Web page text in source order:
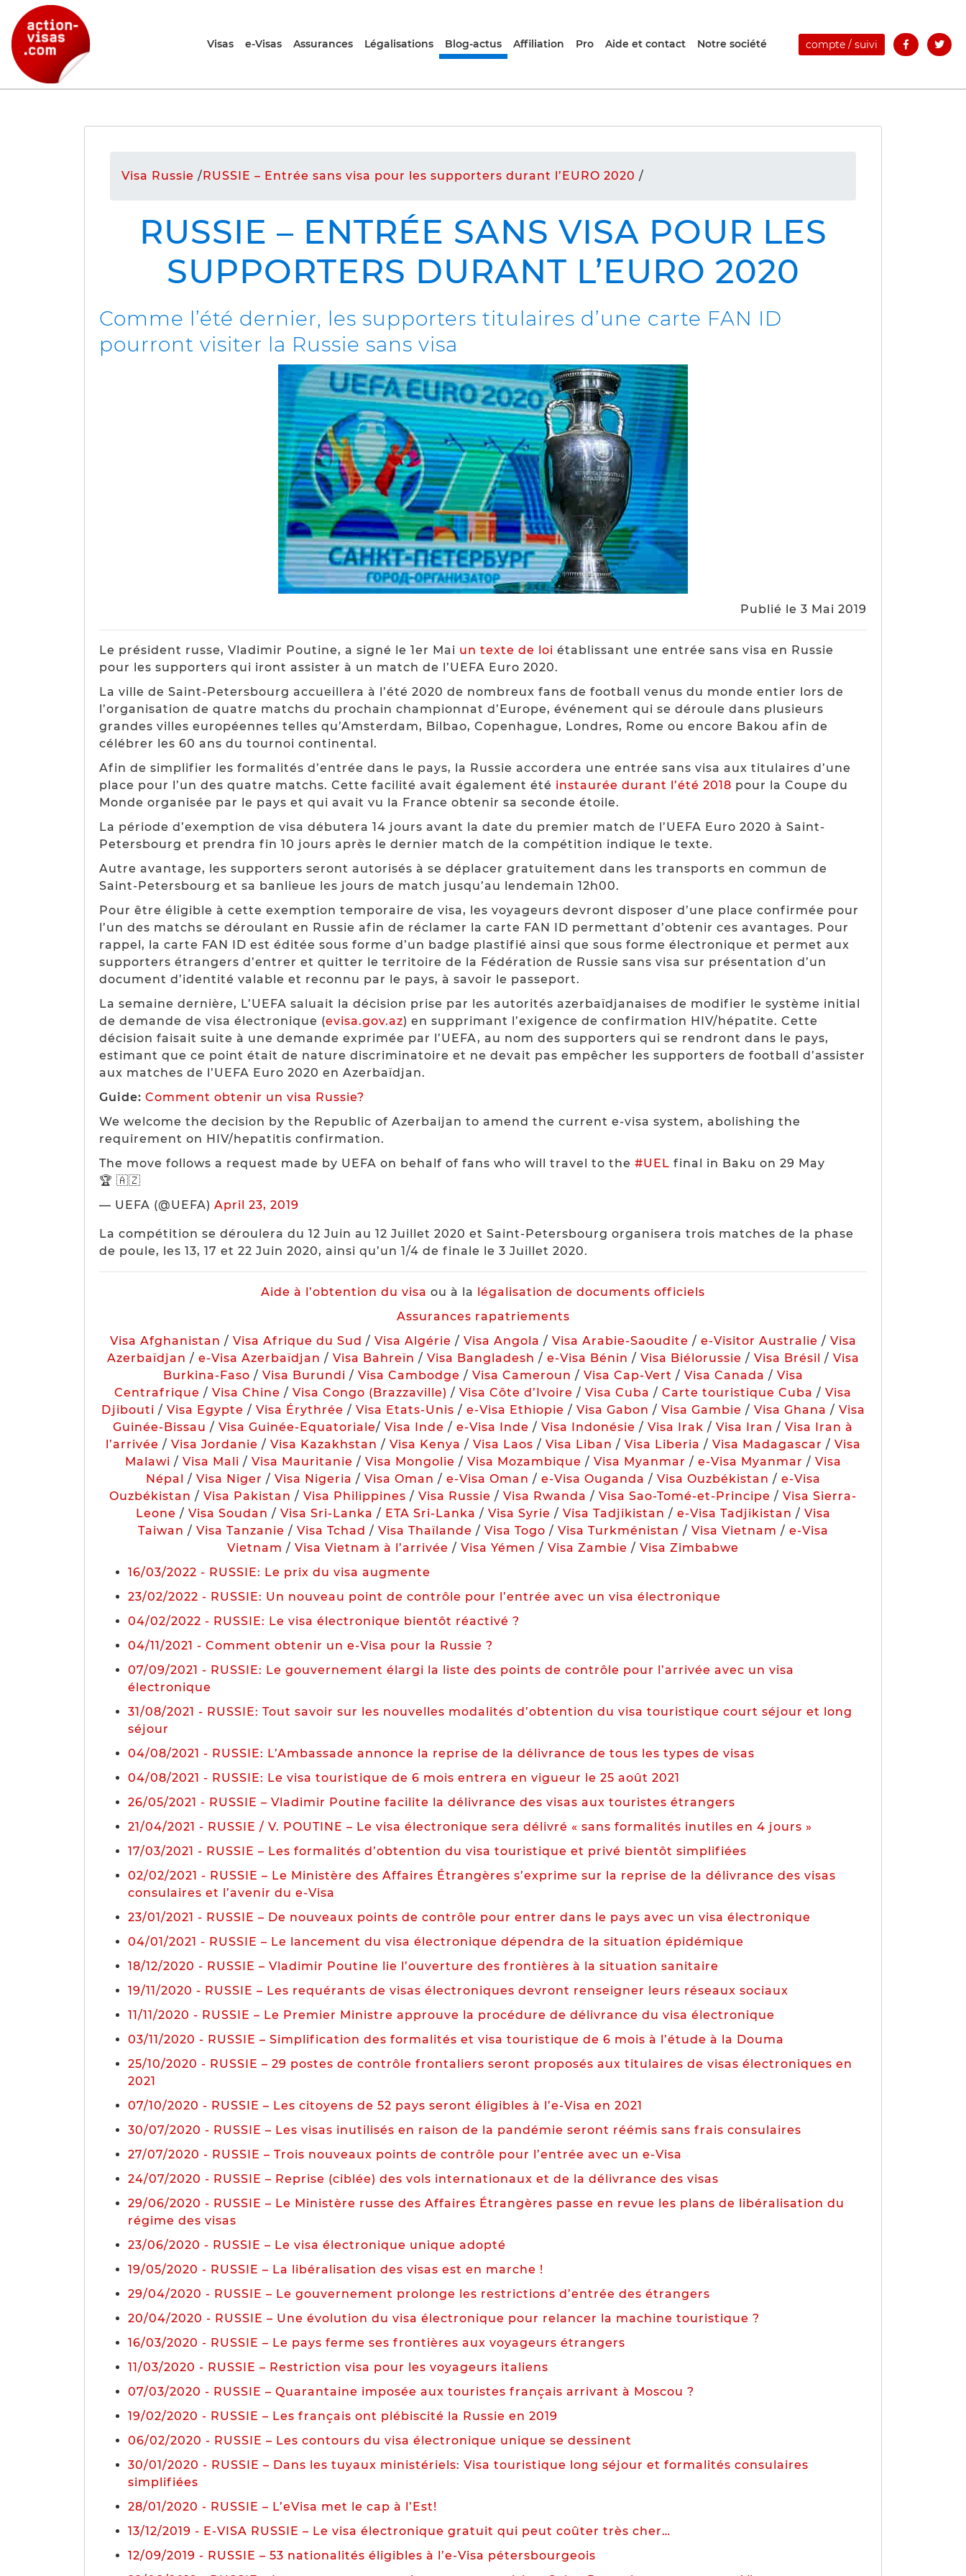
compte / suivi
Visas e-Visas Assurances Légalisations Blog-actus Affiliation Pro Aide et contact Notre société
Visa Russie /RUSSIE – Entrée sans visa pour les supporters durant l’EURO 2020 /
RUSSIE – ENTRÉE SANS VISA POUR LES
SUPPORTERS DURANT L’EURO 2020
Comme l’été dernier, les supporters titulaires d’une carte FAN ID
pourront visiter la Russie sans visa
Publié le 3 Mai 2019
Le président russe, Vladimir Poutine, a signé le 1er Mai un texte de loi établissant une entrée sans visa en Russie
pour les supporters qui iront assister à un match de l’UEFA Euro 2020.
La ville de Saint-Petersbourg accueillera à l’été 2020 de nombreux fans de football venus du monde entier lors de
l’organisation de quatre matchs du prochain championnat d’Europe, événement qui se déroule dans plusieurs
grandes villes européennes telles qu’Amsterdam, Bilbao, Copenhague, Londres, Rome ou encore Bakou afin de
célébrer les 60 ans du tournoi continental.
Afin de simplifier les formalités d’entrée dans le pays, la Russie accordera une entrée sans visa aux titulaires d’une
place pour l’un des quatre matchs. Cette facilité avait également été instaurée durant l’été 2018 pour la Coupe du
Monde organisée par le pays et qui avait vu la France obtenir sa seconde étoile.
La période d’exemption de visa débutera 14 jours avant la date du premier match de l’UEFA Euro 2020 à Saint-
Petersbourg et prendra fin 10 jours après le dernier match de la compétition indique le texte.
Autre avantage, les supporters seront autorisés à se déplacer gratuitement dans les transports en commun de
Saint-Petersbourg et sa banlieue les jours de match jusqu’au lendemain 12h00.
Pour être éligible à cette exemption temporaire de visa, les voyageurs devront disposer d’une place confirmée pour
l’un des matchs se déroulant en Russie afin de réclamer la carte FAN ID permettant d’obtenir ces avantages. Pour
rappel, la carte FAN ID est éditée sous forme d’un badge plastifié ainsi que sous forme électronique et permet aux
supporters étrangers d’entrer et quitter le territoire de la Fédération de Russie sans visa sur présentation d’un
document d’identité valable et reconnu par le pays, à savoir le passeport.
La semaine dernière, L’UEFA saluait la décision prise par les autorités azerbaïdjanaises de modifier le système initial
de demande de visa électronique (evisa.gov.az) en supprimant l’exigence de confirmation HIV/hépatite. Cette
décision faisait suite à une demande exprimée par l’UEFA, au nom des supporters qui se rendront dans le pays,
estimant que ce point était de nature discriminatoire et ne devait pas empêcher les supporters de football d’assister
aux matches de l’UEFA Euro 2020 en Azerbaïdjan.
Guide: Comment obtenir un visa Russie?
We welcome the decision by the Republic of Azerbaijan to amend the current e-visa system, abolishing the
requirement on HIV/hepatitis confirmation.
The move follows a request made by UEFA on behalf of fans who will travel to the #UEL final in Baku on 29 May
🏆 🇦🇿
— UEFA (@UEFA) April 23, 2019
La compétition se déroulera du 12 Juin au 12 Juillet 2020 et Saint-Petersbourg organisera trois matches de la phase
de poule, les 13, 17 et 22 Juin 2020, ainsi qu’un 1/4 de finale le 3 Juillet 2020.
Aide à l’obtention du visa ou à la légalisation de documents officiels
Assurances rapatriements
Visa Afghanistan / Visa Afrique du Sud / Visa Algérie / Visa Angola / Visa Arabie-Saoudite / e-Visitor Australie / Visa
Azerbaïdjan / e-Visa Azerbaïdjan / Visa Bahreïn / Visa Bangladesh / e-Visa Bénin / Visa Biélorussie / Visa Brésil / Visa
Burkina-Faso / Visa Burundi / Visa Cambodge / Visa Cameroun / Visa Cap-Vert / Visa Canada / Visa
Centrafrique / Visa Chine / Visa Congo (Brazzaville) / Visa Côte d’Ivoire / Visa Cuba / Carte touristique Cuba / Visa
Djibouti / Visa Egypte / Visa Érythrée / Visa Etats-Unis / e-Visa Ethiopie / Visa Gabon / Visa Gambie / Visa Ghana / Visa
Guinée-Bissau / Visa Guinée-Equatoriale/ Visa Inde / e-Visa Inde / Visa Indonésie / Visa Irak / Visa Iran / Visa Iran à
l’arrivée / Visa Jordanie / Visa Kazakhstan / Visa Kenya / Visa Laos / Visa Liban / Visa Liberia / Visa Madagascar / Visa
Malawi / Visa Mali / Visa Mauritanie / Visa Mongolie / Visa Mozambique / Visa Myanmar / e-Visa Myanmar / Visa
Népal / Visa Niger / Visa Nigeria / Visa Oman / e-Visa Oman / e-Visa Ouganda / Visa Ouzbékistan / e-Visa
Ouzbékistan / Visa Pakistan / Visa Philippines / Visa Russie / Visa Rwanda / Visa Sao-Tomé-et-Principe / Visa Sierra-
Leone / Visa Soudan / Visa Sri-Lanka / ETA Sri-Lanka / Visa Syrie / Visa Tadjikistan / e-Visa Tadjikistan / Visa
Taiwan / Visa Tanzanie / Visa Tchad / Visa Thaïlande / Visa Togo / Visa Turkménistan / Visa Vietnam / e-Visa
Vietnam / Visa Vietnam à l’arrivée / Visa Yémen / Visa Zambie / Visa Zimbabwe
16/03/2022 - RUSSIE: Le prix du visa augmente
23/02/2022 - RUSSIE: Un nouveau point de contrôle pour l’entrée avec un visa électronique
04/02/2022 - RUSSIE: Le visa électronique bientôt réactivé ?
04/11/2021 - Comment obtenir un e-Visa pour la Russie ?
07/09/2021 - RUSSIE: Le gouvernement élargi la liste des points de contrôle pour l’arrivée avec un visa
électronique
31/08/2021 - RUSSIE: Tout savoir sur les nouvelles modalités d’obtention du visa touristique court séjour et long
séjour
04/08/2021 - RUSSIE: L’Ambassade annonce la reprise de la délivrance de tous les types de visas
04/08/2021 - RUSSIE: Le visa touristique de 6 mois entrera en vigueur le 25 août 2021
26/05/2021 - RUSSIE – Vladimir Poutine facilite la délivrance des visas aux touristes étrangers
21/04/2021 - RUSSIE / V. POUTINE – Le visa électronique sera délivré « sans formalités inutiles en 4 jours »
17/03/2021 - RUSSIE – Les formalités d’obtention du visa touristique et privé bientôt simplifiées
02/02/2021 - RUSSIE – Le Ministère des Affaires Étrangères s’exprime sur la reprise de la délivrance des visas
consulaires et l’avenir du e-Visa
23/01/2021 - RUSSIE – De nouveaux points de contrôle pour entrer dans le pays avec un visa électronique
04/01/2021 - RUSSIE – Le lancement du visa électronique dépendra de la situation épidémique
18/12/2020 - RUSSIE – Vladimir Poutine lie l’ouverture des frontières à la situation sanitaire
19/11/2020 - RUSSIE – Les requérants de visas électroniques devront renseigner leurs réseaux sociaux
11/11/2020 - RUSSIE – Le Premier Ministre approuve la procédure de délivrance du visa électronique
03/11/2020 - RUSSIE – Simplification des formalités et visa touristique de 6 mois à l’étude à la Douma
25/10/2020 - RUSSIE – 29 postes de contrôle frontaliers seront proposés aux titulaires de visas électroniques en
2021
07/10/2020 - RUSSIE – Les citoyens de 52 pays seront éligibles à l’e-Visa en 2021
30/07/2020 - RUSSIE – Les visas inutilisés en raison de la pandémie seront réémis sans frais consulaires
27/07/2020 - RUSSIE – Trois nouveaux points de contrôle pour l’entrée avec un e-Visa
24/07/2020 - RUSSIE – Reprise (ciblée) des vols internationaux et de la délivrance des visas
29/06/2020 - RUSSIE – Le Ministère russe des Affaires Étrangères passe en revue les plans de libéralisation du
régime des visas
23/06/2020 - RUSSIE – Le visa électronique unique adopté
19/05/2020 - RUSSIE – La libéralisation des visas est en marche !
29/04/2020 - RUSSIE – Le gouvernement prolonge les restrictions d’entrée des étrangers
20/04/2020 - RUSSIE – Une évolution du visa électronique pour relancer la machine touristique ?
16/03/2020 - RUSSIE – Le pays ferme ses frontières aux voyageurs étrangers
11/03/2020 - RUSSIE – Restriction visa pour les voyageurs italiens
07/03/2020 - RUSSIE – Quarantaine imposée aux touristes français arrivant à Moscou ?
19/02/2020 - RUSSIE – Les français ont plébiscité la Russie en 2019
06/02/2020 - RUSSIE – Les contours du visa électronique unique se dessinent
30/01/2020 - RUSSIE – Dans les tuyaux ministériels: Visa touristique long séjour et formalités consulaires
simplifiées
28/01/2020 - RUSSIE – L’eVisa met le cap à l’Est!
13/12/2019 - E-VISA RUSSIE – Le visa électronique gratuit qui peut coûter très cher…
12/09/2019 - RUSSIE – 53 nationalités éligibles à l’e-Visa pétersbourgeois